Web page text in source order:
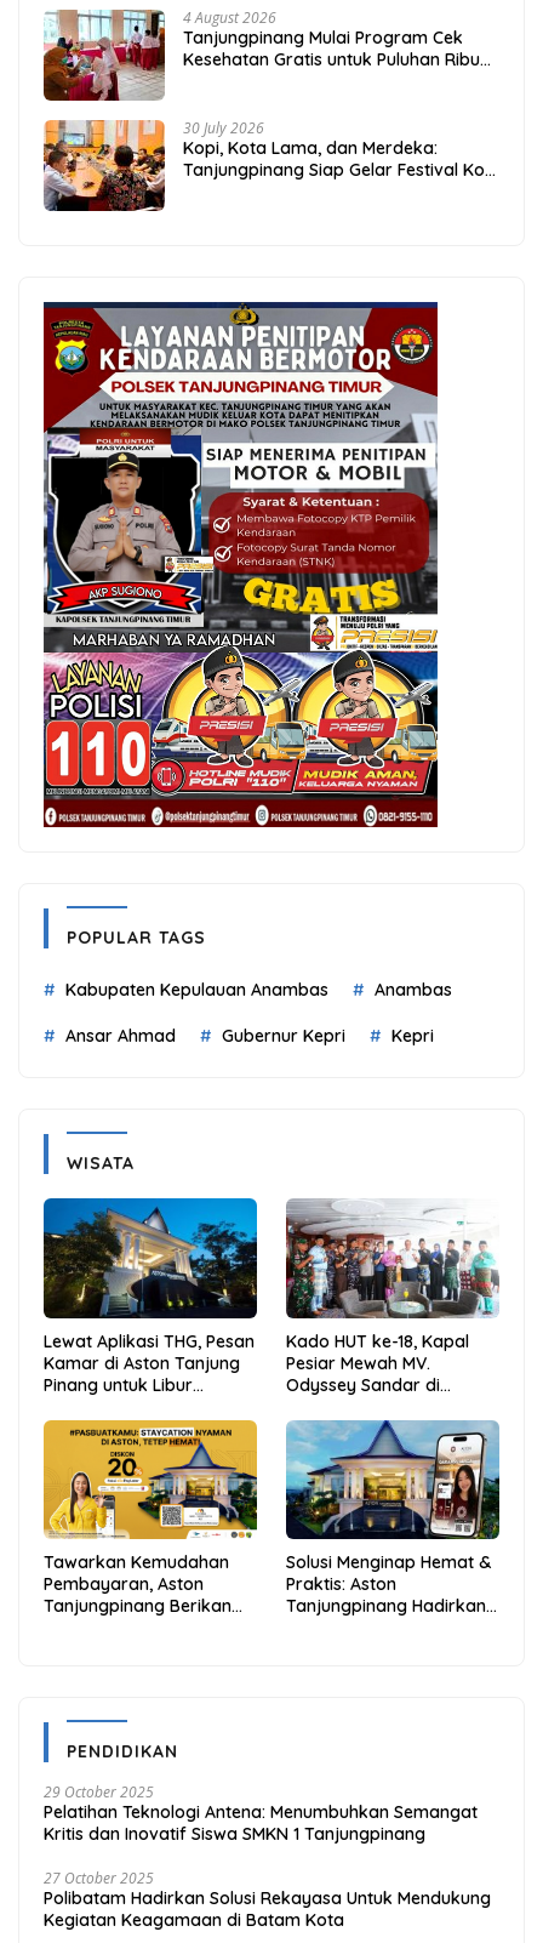
4 August 2026
Tanjungpinang Mulai Program Cek
Kesehatan Gratis untuk Puluhan Ribu
30 July 2026
Kopi, Kota Lama, dan Merdeka:
Tanjungpinang Siap Gelar Festival Kopi
POPULAR TAGS
Kabupaten Kepulauan Anambas Anambas
Ansar Ahmad Gubernur Kepri Kepri
WISATA
Lewat Aplikasi THG, Pesan
Kamar di Aston Tanjung
Pinang untuk Libur
dan Hemat
Kado HUT ke-18, Kapal
Pesiar Mewah MV.
Odyssey Sandar di
Anambas Siap Mendunia
Tawarkan Kemudahan
Pembayaran, Aston
Tanjungpinang Berikan
Solusi Menginap Hemat &
Praktis: Aston
Tanjungpinang Hadirkan
PENDIDIKAN
29 October 2025
Pelatihan Teknologi Antena: Menumbuhkan Semangat
Kritis dan Inovatif Siswa SMKN 1 Tanjungpinang
27 October 2025
Polibatam Hadirkan Solusi Rekayasa Untuk Mendukung
Kegiatan Keagamaan di Batam Kota